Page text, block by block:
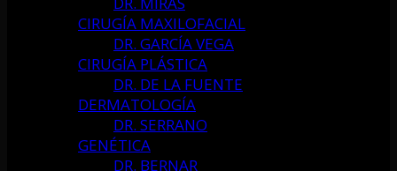
CIRUGÍA MAXILOFACIAL
DR. GARCÍA VEGA
CIRUGÍA PLÁSTICA
DR. DE LA FUENTE
DERMATOLOGÍA
DR. SERRANO
GENÉTICA
DR. BERNAR